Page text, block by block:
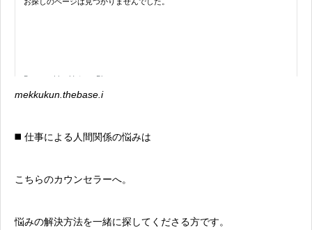
mekkukun.thebase.i
◼️ 仕事による人間関係の悩みは
こちらのカウンセラーへ。
悩みの解決方法を一緒に探してくださる方です。